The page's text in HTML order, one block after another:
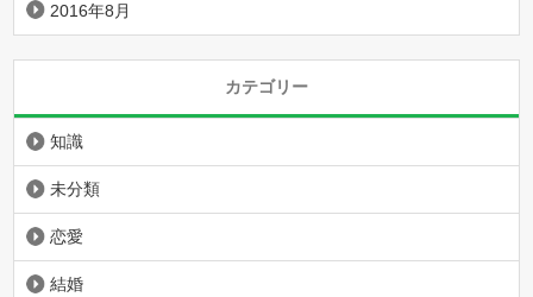
2016年8月
カテゴリー
知識
未分類
恋愛
結婚